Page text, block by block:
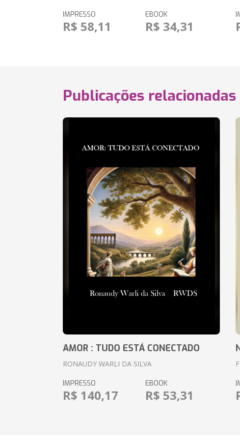
IMPRESSO
R$ 58,11
EBOOK
R$ 34,31
Publicações relacionadas
AMOR : TUDO ESTÁ CONECTADO
RONAUDY WARLI DA SILVA
IMPRESSO
R$ 140,17
EBOOK
R$ 53,31